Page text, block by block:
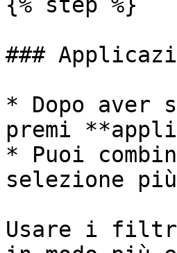
###
* Dopo aver
premi
* Puoi
selezione
Usare i